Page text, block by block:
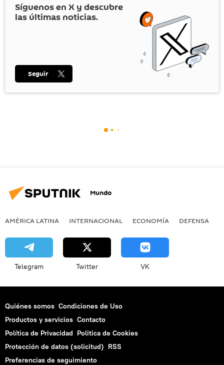
Síguenos en X y descubre
las últimas noticias.
Seguir
Mundo
AMÉRICA LATINA INTERNACIONAL ECONOMÍA DEFENSA
Telegram Twitter VK
Quiénes somos Condiciones de Uso
Productos y servicios Contacto
Política de Privacidad Politica de Cookies
Protección de datos (solicitud) RSS
Preferencias de seguimiento